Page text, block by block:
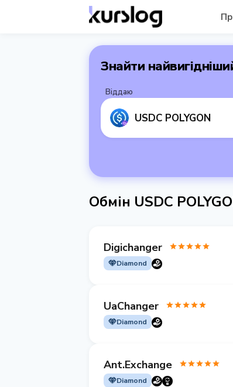
Знайти
Віддаю
USDC POLYGON
Обмін USDC
Digichanger
Diamond
UaChanger
Diamond
Ant.Exchange
Diamond